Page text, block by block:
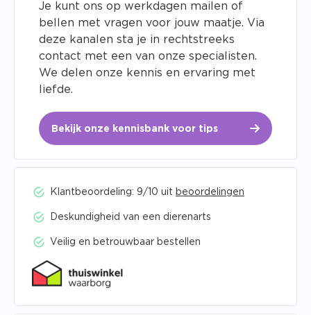
Je kunt ons op werkdagen mailen of
bellen met vragen voor jouw maatje. Via
deze kanalen sta je in rechtstreeks
contact met een van onze specialisten.
We delen onze kennis en ervaring met
liefde.
Bekijk onze kennisbank voor tips
Klantbeoordeling: 9/10 uit beoordelingen
Deskundigheid van een dierenarts
Veilig en betrouwbaar bestellen